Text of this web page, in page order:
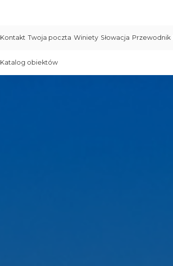
Kontakt Twoja poczta Winiety Słowacja Przewodnik
Katalog obiektów